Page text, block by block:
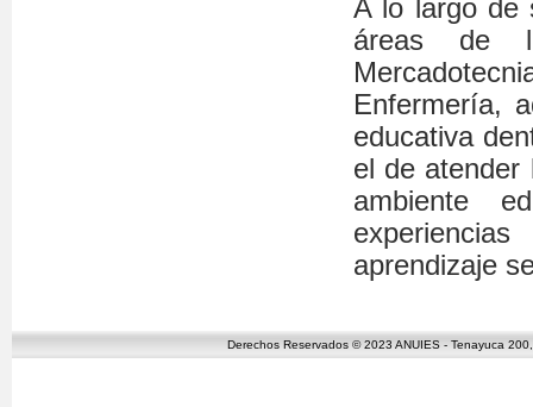
A lo largo de
áreas de
Enfermería,
educativa
el de atender
ambiente
aprendizaje
Derechos Reservados © 2023 ANUIES - Tenayuca